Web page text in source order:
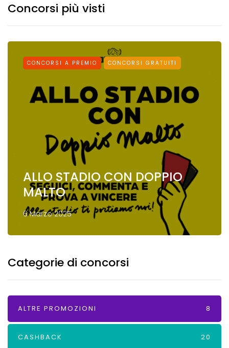
Concorsi più visti
CONCORSI A PREMIO CONCORSI GRATUITI
ALLO STADIO CON DOPPIO
MALTO
6 Marzo 2025
Categorie di concorsi
ALTRE PROMOZIONI 8
CASHBACK 20